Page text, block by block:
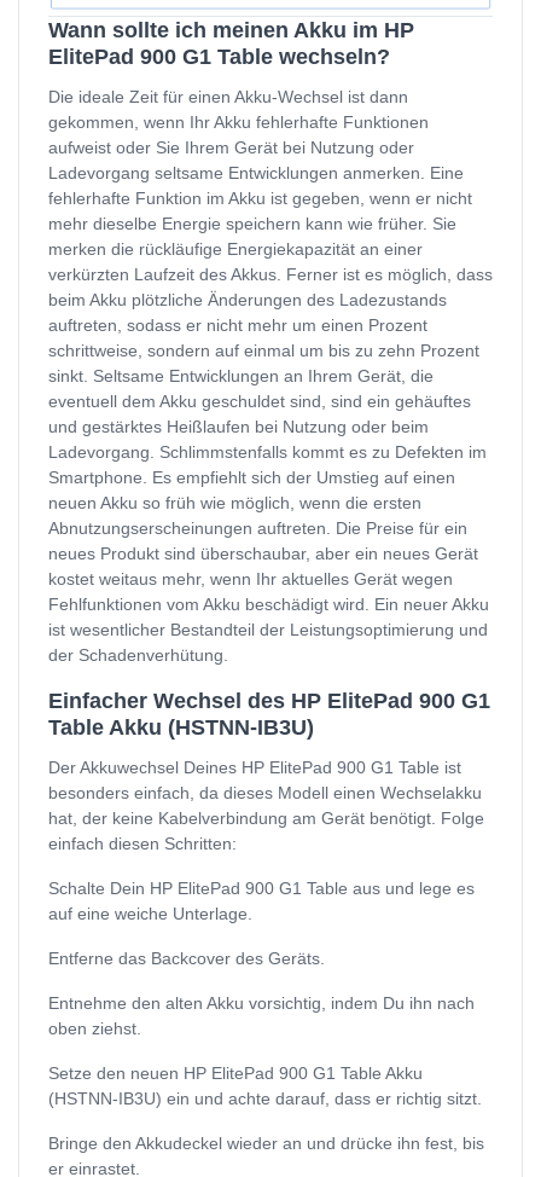
Wann sollte ich meinen Akku im HP
ElitePad 900 G1 Table wechseln?
Die ideale Zeit für einen Akku-Wechsel ist dann
gekommen, wenn Ihr Akku fehlerhafte Funktionen
aufweist oder Sie Ihrem Gerät bei Nutzung oder
Ladevorgang seltsame Entwicklungen anmerken. Eine
fehlerhafte Funktion im Akku ist gegeben, wenn er nicht
mehr dieselbe Energie speichern kann wie früher. Sie
merken die rückläufige Energiekapazität an einer
verkürzten Laufzeit des Akkus. Ferner ist es möglich, dass
beim Akku plötzliche Änderungen des Ladezustands
auftreten, sodass er nicht mehr um einen Prozent
schrittweise, sondern auf einmal um bis zu zehn Prozent
sinkt. Seltsame Entwicklungen an Ihrem Gerät, die
eventuell dem Akku geschuldet sind, sind ein gehäuftes
und gestärktes Heißlaufen bei Nutzung oder beim
Ladevorgang. Schlimmstenfalls kommt es zu Defekten im
Smartphone. Es empfiehlt sich der Umstieg auf einen
neuen Akku so früh wie möglich, wenn die ersten
Abnutzungserscheinungen auftreten. Die Preise für ein
neues Produkt sind überschaubar, aber ein neues Gerät
kostet weitaus mehr, wenn Ihr aktuelles Gerät wegen
Fehlfunktionen vom Akku beschädigt wird. Ein neuer Akku
ist wesentlicher Bestandteil der Leistungsoptimierung und
der Schadenverhütung.
Einfacher Wechsel des HP ElitePad 900 G1
Table Akku (HSTNN-IB3U)
Der Akkuwechsel Deines HP ElitePad 900 G1 Table ist
besonders einfach, da dieses Modell einen Wechselakku
hat, der keine Kabelverbindung am Gerät benötigt. Folge
einfach diesen Schritten:
Schalte Dein HP ElitePad 900 G1 Table aus und lege es
auf eine weiche Unterlage.
Entferne das Backcover des Geräts.
Entnehme den alten Akku vorsichtig, indem Du ihn nach
oben ziehst.
Setze den neuen HP ElitePad 900 G1 Table Akku
(HSTNN-IB3U) ein und achte darauf, dass er richtig sitzt.
Bringe den Akkudeckel wieder an und drücke ihn fest, bis
er einrastet.